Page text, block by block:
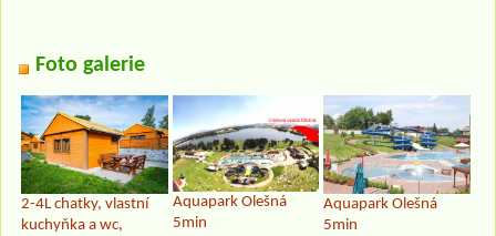
Foto galerie
2-4L chatky, vlastní
kuchyňka a wc,
Aquapark Olešná
5min
Aquapark Olešná
5min